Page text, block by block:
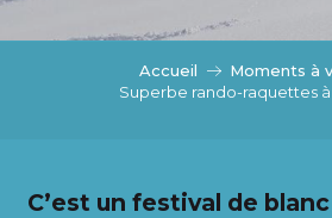
Accueil
Moments à
Superbe rando-raquettes
C’est un festival de